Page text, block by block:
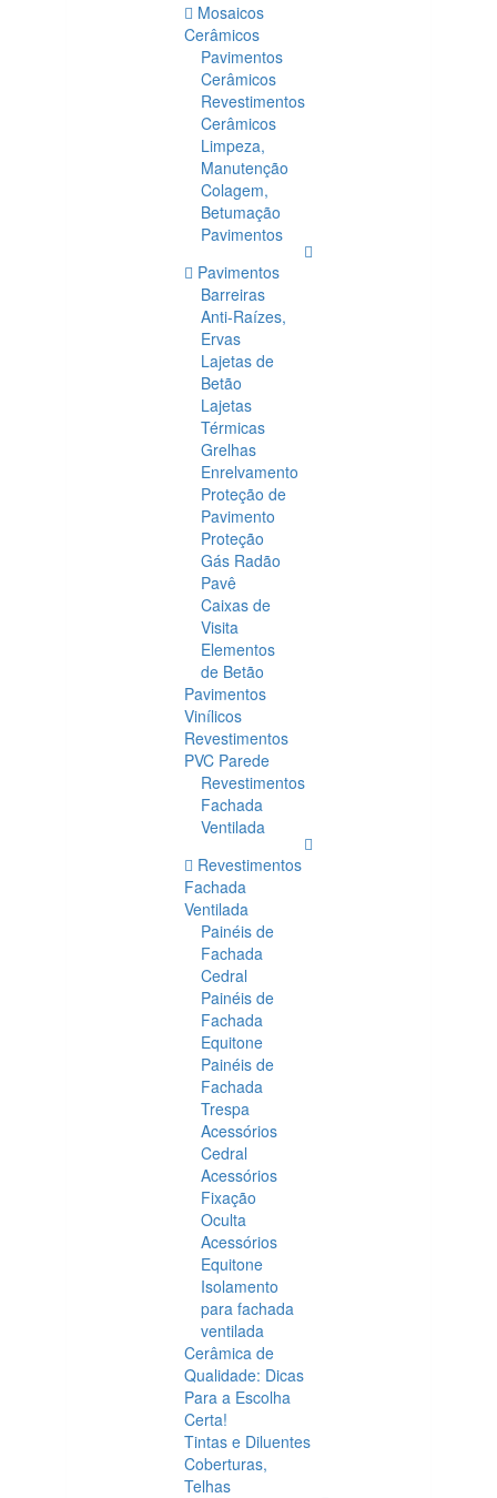
Mosaicos
Cerâmicos
Pavimentos
Cerâmicos
Revestimentos
Cerâmicos
Limpeza,
Manutenção
Colagem,
Betumação
Pavimentos
Pavimentos
Barreiras
Anti-Raízes,
Ervas
Lajetas de
Betão
Lajetas
Térmicas
Grelhas
Enrelvamento
Proteção de
Pavimento
Proteção
Gás Radão
Pavê
Caixas de
Visita
Elementos
de Betão
Pavimentos
Vinílicos
Revestimentos
PVC Parede
Revestimentos
Fachada
Ventilada
Revestimentos
Fachada
Ventilada
Painéis de
Fachada
Cedral
Painéis de
Fachada
Equitone
Painéis de
Fachada
Trespa
Acessórios
Cedral
Acessórios
Fixação
Oculta
Acessórios
Equitone
Isolamento
para fachada
ventilada
Cerâmica de
Qualidade: Dicas
Para a Escolha
Certa!
Tintas e Diluentes
Coberturas,
Telhas